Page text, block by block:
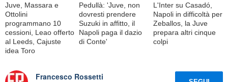
Juve, Massara e
Ottolini
programmano 10
cessioni, Leao offerto
al Leeds, Cajuste
idea Toro
Pedullà: 'Juve, non
dovresti prendere
Suzuki in affitto, il
Napoli paga il dazio
di Conte'
L'Inter su Casadó,
Napoli in difficoltà per
Zeballos, la Juve
prepara altri cinque
colpi
Francesco Rossetti